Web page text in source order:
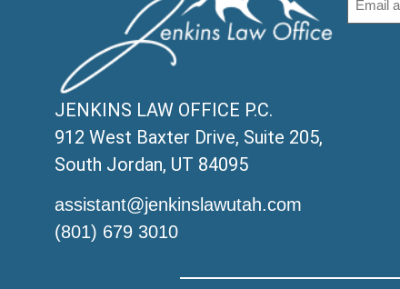
JENKINS LAW OFFICE P.C.
912 West Baxter Drive, Suite 205,
South Jordan, UT 84095
assistant@jenkinslawutah.com
(801) 679 3010